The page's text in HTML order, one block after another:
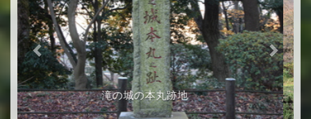
日本初の航空事故の慰霊塔